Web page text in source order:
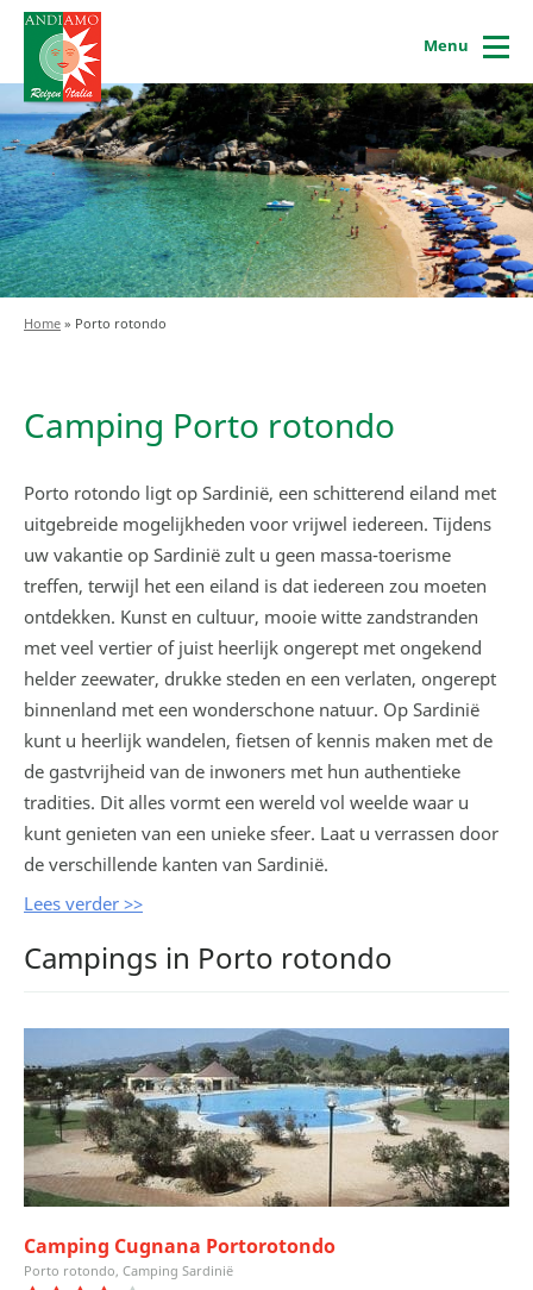
Menu
Home » Porto rotondo
Camping Porto rotondo
Porto rotondo ligt op Sardinië, een schitterend eiland met
uitgebreide mogelijkheden voor vrijwel iedereen. Tijdens
uw vakantie op Sardinië zult u geen massa-toerisme
treffen, terwijl het een eiland is dat iedereen zou moeten
ontdekken. Kunst en cultuur, mooie witte zandstranden
met veel vertier of juist heerlijk ongerept met ongekend
helder zeewater, drukke steden en een verlaten, ongerept
binnenland met een wonderschone natuur. Op Sardinië
kunt u heerlijk wandelen, fietsen of kennis maken met de
de gastvrijheid van de inwoners met hun authentieke
tradities. Dit alles vormt een wereld vol weelde waar u
kunt genieten van een unieke sfeer. Laat u verrassen door
de verschillende kanten van Sardinië.
Lees verder >>
Campings in Porto rotondo
Camping Cugnana Portorotondo
Porto rotondo, Camping Sardinië